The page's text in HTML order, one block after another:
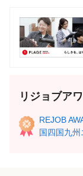
リジョブア
REJOB
国四国九